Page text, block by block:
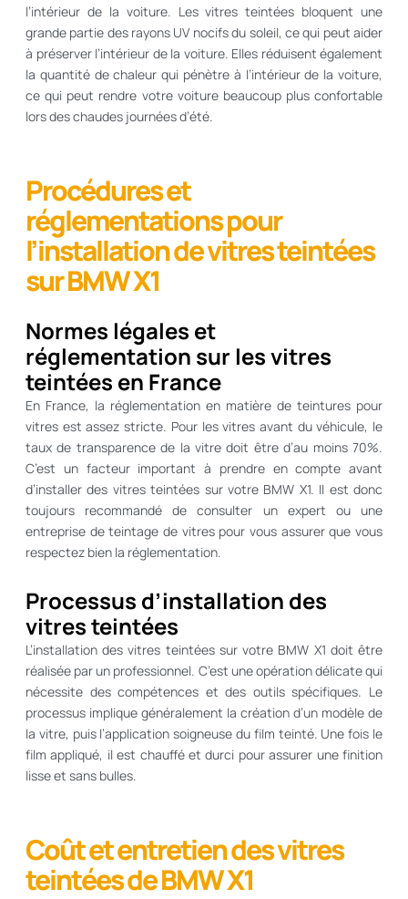
l’intérieur de la voiture. Les vitres teintées bloquent une
grande partie des rayons UV nocifs du soleil, ce qui peut aider
à préserver l’intérieur de la voiture. Elles réduisent également
la quantité de chaleur qui pénètre à l’intérieur de la voiture,
ce qui peut rendre votre voiture beaucoup plus confortable
lors des chaudes journées d’été.
Procédures et
réglementations pour
l’installation de vitres teintées
sur BMW X1
Normes légales et
réglementation sur les vitres
teintées en France
En France, la réglementation en matière de teintures pour
vitres est assez stricte. Pour les vitres avant du véhicule, le
taux de transparence de la vitre doit être d’au moins 70%.
C’est un facteur important à prendre en compte avant
d’installer des vitres teintées sur votre BMW X1. Il est donc
toujours recommandé de consulter un expert ou une
entreprise de teintage de vitres pour vous assurer que vous
respectez bien la réglementation.
Processus d’installation des
vitres teintées
L’installation des vitres teintées sur votre BMW X1 doit être
réalisée par un professionnel. C’est une opération délicate qui
nécessite des compétences et des outils spécifiques. Le
processus implique généralement la création d’un modèle de
la vitre, puis l’application soigneuse du film teinté. Une fois le
film appliqué, il est chauffé et durci pour assurer une finition
lisse et sans bulles.
Coût et entretien des vitres
teintées de BMW X1